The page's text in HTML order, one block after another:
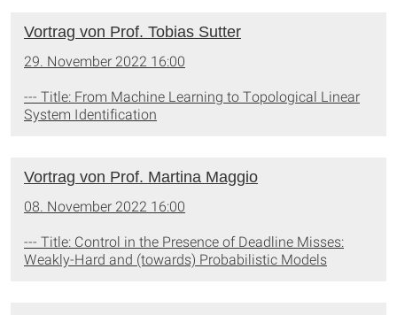
Vortrag von Prof. Tobias Sutter
29. November 2022 16:00
--- Title: From Machine Learning to Topological Linear
System Identification
Vortrag von Prof. Martina Maggio
08. November 2022 16:00
--- Title: Control in the Presence of Deadline Misses:
Weakly-Hard and (towards) Probabilistic Models